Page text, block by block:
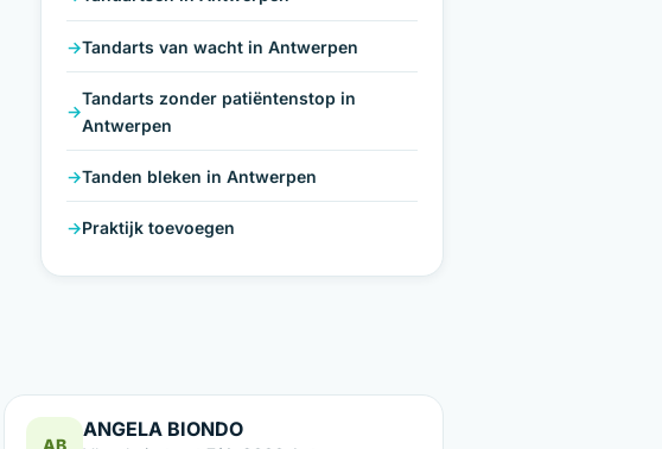
Tandarts van wacht in Antwerpen
Tandarts zonder patiëntenstop in
Antwerpen
Tanden bleken in Antwerpen
Praktijk toevoegen
ANGELA BIONDO